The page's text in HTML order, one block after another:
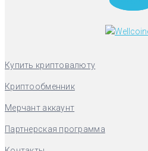
Купить криптовалюту
Криптообменник
Мерчант аккаунт
Партнерская программа